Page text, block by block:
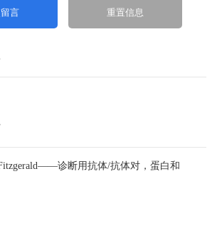
诊断用抗体/抗体对，蛋白和